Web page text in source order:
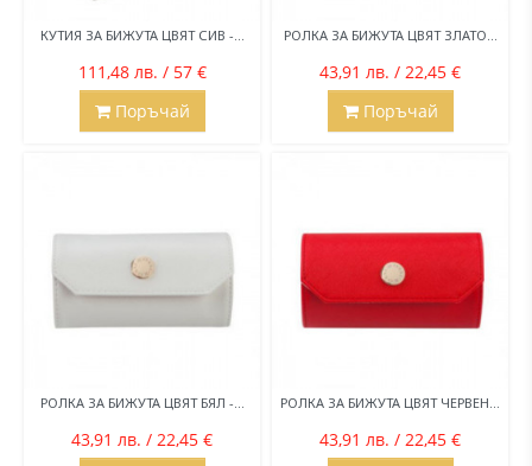
КУТИЯ ЗА БИЖУТА ЦВЯТ СИВ -...
111,48 лв. / 57 €
Поръчай
РОЛКА ЗА БИЖУТА ЦВЯТ ЗЛАТО...
43,91 лв. / 22,45 €
Поръчай
РОЛКА ЗА БИЖУТА ЦВЯТ БЯЛ -...
43,91 лв. / 22,45 €
РОЛКА ЗА БИЖУТА ЦВЯТ ЧЕРВЕН...
43,91 лв. / 22,45 €